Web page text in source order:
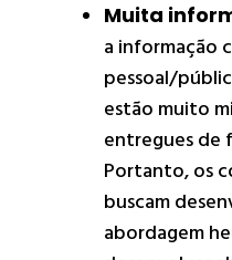
Muita
a informação
pessoal/
estão muito
entregues de
Portanto, os
buscam
abordagem